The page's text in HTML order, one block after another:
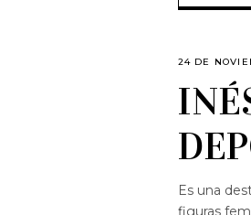
24 DE
Es una
figuras